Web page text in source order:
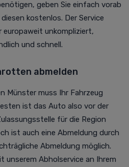
geben Sie einfach vorab
kostenlos. Der Service
unkompliziert,
und schnell.
abmelden
Münster muss Ihr Fahrzeug
ist das Auto also vor der
für die Region
ist auch eine Abmeldung durch
Abmeldung möglich.
unserem Abholservice an Ihrem